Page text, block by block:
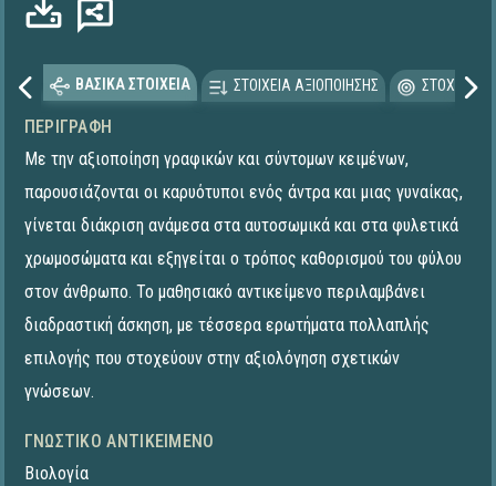
ΒΑΣΙΚΑ ΣΤΟΙΧΕΙΑ ΣΤΟΙΧΕΙΑ ΑΞΙΟΠΟΙΗΣΗΣ
ΠΕΡΙΓΡΑΦΉ
Με την αξιοποίηση γραφικών και σύντομων κειμένων,
παρουσιάζονται οι καρυότυποι ενός άντρα και μιας γυναίκας,
γίνεται διάκριση ανάμεσα στα αυτοσωμικά και στα φυλετικά
χρωμοσώματα και εξηγείται ο τρόπος καθορισμού του φύλου
στον άνθρωπο. Το μαθησιακό αντικείμενο περιλαμβάνει
διαδραστική άσκηση, με τέσσερα ερωτήματα πολλαπλής
επιλογής που στοχεύουν στην αξιολόγηση σχετικών
γνώσεων.
ΓΝΩΣΤΙΚΌ ΑΝΤΙΚΕΊΜΕΝΟ
Βιολογία